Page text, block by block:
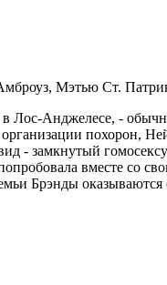
Мэтью Ст.
Анджелесе, -
похорон,
- замкнутый
вместе
Брэнды